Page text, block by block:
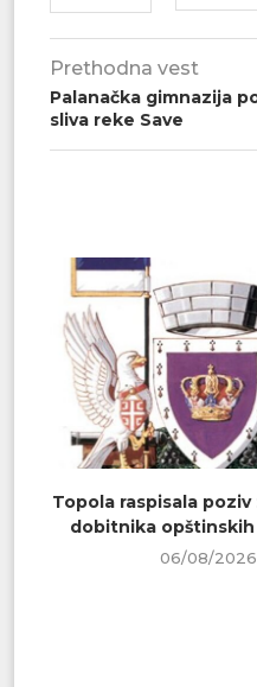
Prethodna vest
Palanačka gimnazija
sliva reke Save
Topola raspisala
dobitnika opštinskih
06/08/2026